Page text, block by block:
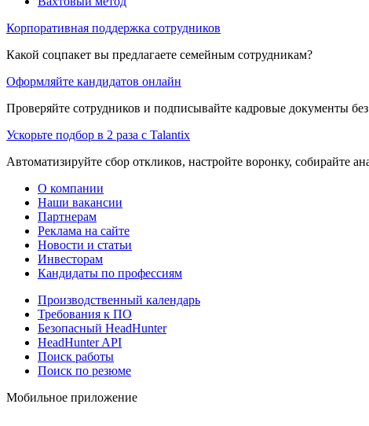
Корпоративная поддержка сотрудников
Какой соцпакет вы предлагаете семейным сотрудникам?
Оформляйте кандидатов онлайн
Проверяйте сотрудников и подписывайте кадровые документы
Ускорьте подбор в 2 раза с Talantix
Автоматизируйте сбор откликов, настройте воронку, собирайте
О компании
Наши вакансии
Партнерам
Реклама на сайте
Новости и статьи
Инвесторам
Кандидаты по профессиям
Производственный календарь
Требования к ПО
Безопасный HeadHunter
HeadHunter API
Поиск работы
Поиск по резюме
Мобильное приложение